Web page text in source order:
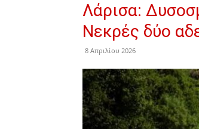
Λάρισα:
Νεκρές δύο
8 Απριλίου 2026